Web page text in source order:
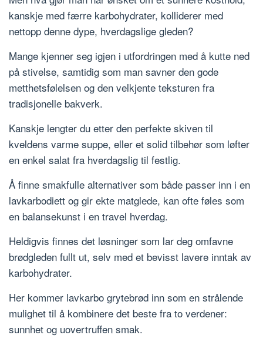
kanskje med færre karbohydrater, kolliderer med
nettopp denne dype, hverdagslige gleden?
Mange kjenner seg igjen i utfordringen med å kutte ned
på stivelse, samtidig som man savner den gode
metthetsfølelsen og den velkjente teksturen fra
tradisjonelle bakverk.
Kanskje lengter du etter den perfekte skiven til
kveldens varme suppe, eller et solid tilbehør som løfter
en enkel salat fra hverdagslig til festlig.
Å finne smakfulle alternativer som både passer inn i en
lavkarbodiett og gir ekte matglede, kan ofte føles som
en balansekunst i en travel hverdag.
Heldigvis finnes det løsninger som lar deg omfavne
brødgleden fullt ut, selv med et bevisst lavere inntak av
karbohydrater.
Her kommer lavkarbo grytebrød inn som en strålende
mulighet til å kombinere det beste fra to verdener:
sunnhet og uovertruffen smak.